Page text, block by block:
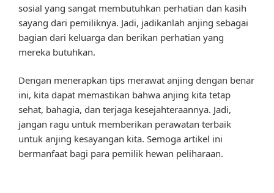
sosial yang sangat membutuhkan perhatian dan kasih
sayang dari pemiliknya. Jadi, jadikanlah anjing sebagai
bagian dari keluarga dan berikan perhatian yang
mereka butuhkan.
Dengan menerapkan tips merawat anjing dengan benar
ini, kita dapat memastikan bahwa anjing kita tetap
sehat, bahagia, dan terjaga kesejahteraannya. Jadi,
jangan ragu untuk memberikan perawatan terbaik
untuk anjing kesayangan kita. Semoga artikel ini
bermanfaat bagi para pemilik hewan peliharaan.